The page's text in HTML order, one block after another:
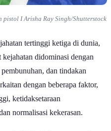
pistol I Arisha Ray Singh/Shutterstock
tertinggi ketiga di dunia,
didominasi dengan
dan tindakan
dengan beberapa faktor,
ketidaksetaraan
normalisasi kekerasan.